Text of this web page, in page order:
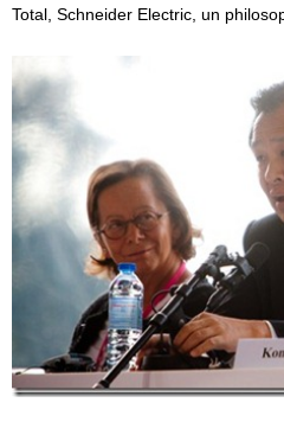
Total, Schneider Electric, un